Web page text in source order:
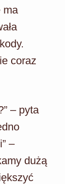
ma
coraz
– pyta
–
dużą